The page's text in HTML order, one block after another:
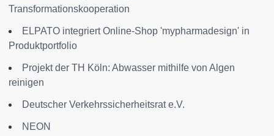
Transformationskooperation
ELPATO integriert Online-Shop 'mypharmadesign' in
Produktportfolio
Projekt der TH Köln: Abwasser mithilfe von Algen
reinigen
Deutscher Verkehrssicherheitsrat e.V.
NEON